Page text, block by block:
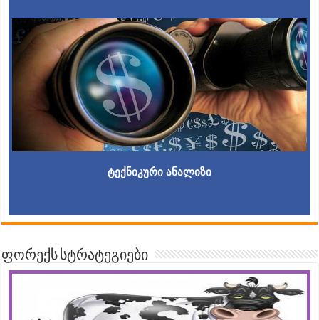
ტექნიკური ანალიზი
ფორექს სტრატეგიები